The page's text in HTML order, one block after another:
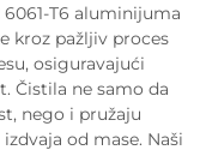
T6 aluminijuma
kroz pažljiv proces
osiguravajući
Čistila ne samo da
nego i pružaju
od mase. Naši